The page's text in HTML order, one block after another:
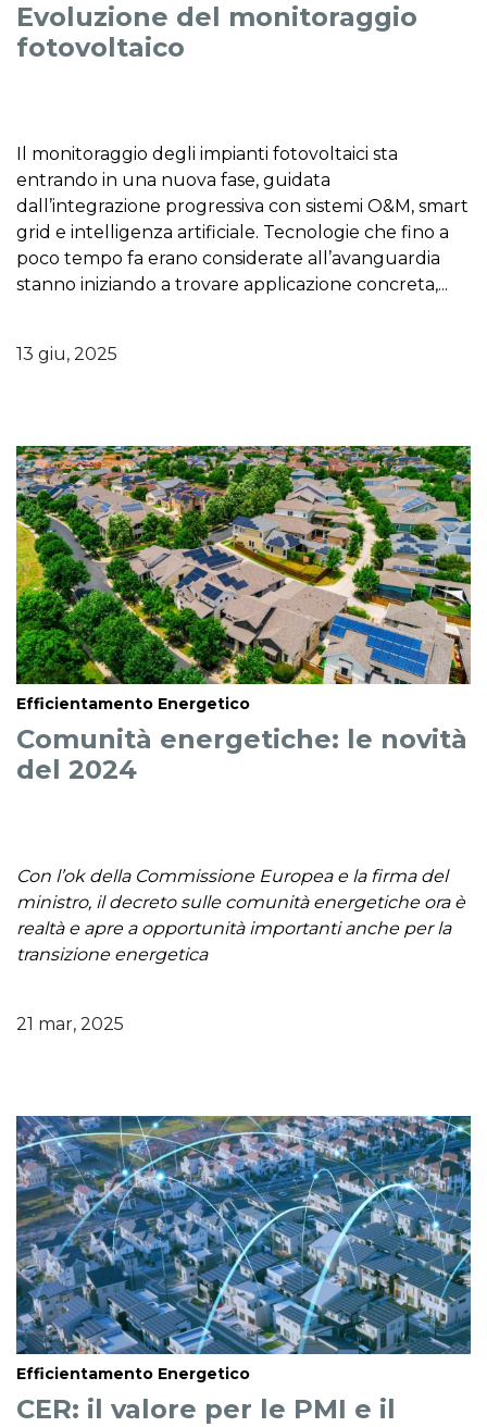
Evoluzione del monitoraggio
fotovoltaico
Il monitoraggio degli impianti fotovoltaici sta
entrando in una nuova fase, guidata
dall’integrazione progressiva con sistemi O&M, smart
grid e intelligenza artificiale. Tecnologie che fino a
poco tempo fa erano considerate all’avanguardia
stanno iniziando a trovare applicazione concreta,...
13 giu, 2025
Efficientamento Energetico
Comunità energetiche: le novità
del 2024
Con l’ok della Commissione Europea e la firma del
ministro, il decreto sulle comunità energetiche ora è
realtà e apre a opportunità importanti anche per la
transizione energetica
21 mar, 2025
Efficientamento Energetico
CER: il valore per le PMI e il